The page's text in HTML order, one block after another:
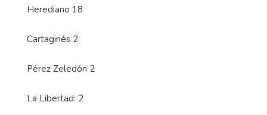
Herediano 18
Cartaginés 2
Pérez Zeledón 2
La Libertad: 2